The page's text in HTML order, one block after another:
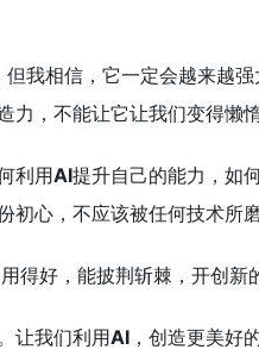
我相信，它一定会越来越
，不能让它让我们变得懒惰
利用AI提升自己的能力，如
初心，不应该被任何技术所磨
得好，能披荆斩棘，开创
让我们利用AI ，创造更美好